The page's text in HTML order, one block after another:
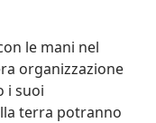
le mani nel
organizzazione
i suoi
terra potranno